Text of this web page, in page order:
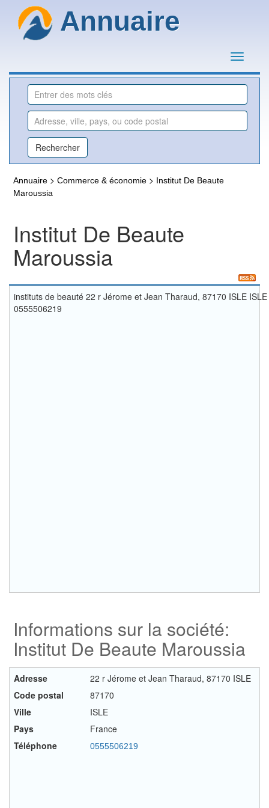
Annuaire
Annuaire > Commerce & économie > Institut De Beaute
Maroussia
Institut De Beaute
Maroussia
instituts de beauté 22 r Jérome et Jean Tharaud, 87170 ISLE ISLE
0555506219
Informations sur la société:
Institut De Beaute Maroussia
Adresse
22 r Jérome et Jean Tharaud, 87170 ISLE
Code postal
87170
Ville
ISLE
Pays
France
Téléphone
0555506219